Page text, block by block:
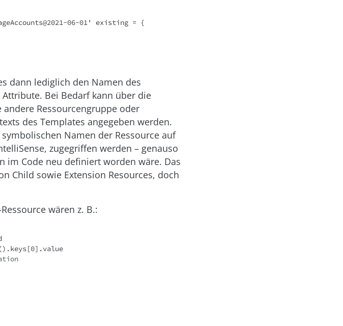
06-01' existing = {
dann lediglich den Namen des
Bei Bedarf kann über die
Ressourcengruppe oder
des Templates angegeben werden.
Namen der Ressource auf
zugegriffen werden – genauso
im Code neu definiert worden wäre. Das
Child sowie Extension Resources, doch
wären z. B.: